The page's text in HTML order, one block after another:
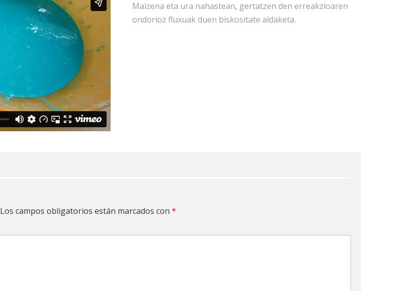
Maizena eta ura nahastean, gertatzen den erreakzioaren
ondorioz fluxuak duen biskositate aldaketa.
Los campos obligatorios están marcados con *